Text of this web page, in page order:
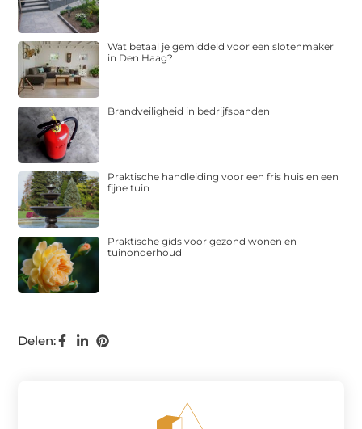
Delen:
Wat betaal je gemiddeld voor een slotenmaker
in Den Haag?
Brandveiligheid in bedrijfspanden
Praktische handleiding voor een fris huis en een
fijne tuin
Praktische gids voor gezond wonen en
tuinonderhoud